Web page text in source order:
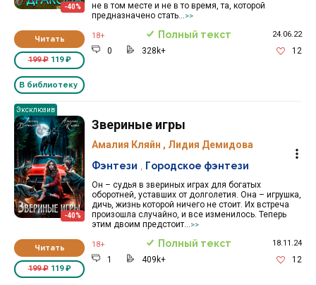
-40%
Читать
199 ₽119 ₽
В библиотеку
не в том месте и не в то время, та, которой
предназначено стать...
>>
18+ Полный текст 24.06.22
0 328k+ 12
Эксклюзив
-40%
Читать
199 ₽119 ₽
Звериные игры
Амалия Кляйн , Лидия Демидова
Он – судья в звериных играх для богатых
оборотней, уставших от долголетия. Она – игрушка,
дичь, жизнь которой ничего не стоит. Их встреча
произошла случайно, и все изменилось. Теперь
этим двоим предстоит...
>>
Фэнтези Городское фэнтези
18+ Полный текст 18.11.24
1 409k+ 12